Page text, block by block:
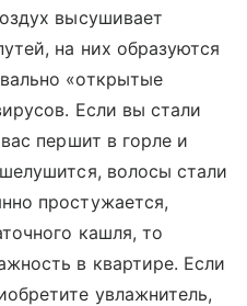
высушивает
на них образуются
«открытые
Если вы стали
першит в горле и
волосы стали
простужается,
кашля, то
в квартире. Если
увлажнитель,